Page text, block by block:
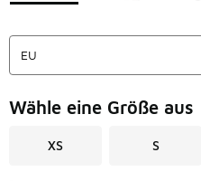
Wähle eine Größe aus
XS S